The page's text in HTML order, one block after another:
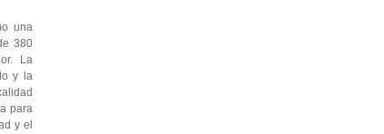
una
380
La
y la
para
y el